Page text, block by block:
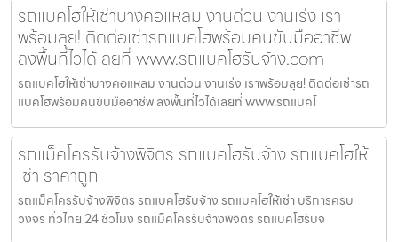
รถแบคโฮให้เช่าบางคอแหลม งานด่วน งานเร่ง เรา
พร้อมลุย! ติดต่อเช่ารถแบคโฮพร้อมคนขับมืออาชีพ
ลงพื้นที่ไวได้เลยที่ www.รถแบคโฮรับจ้าง.com
รถแบคโฮให้เช่าบางคอแหลม งานด่วน งานเร่ง เราพร้อมลุย! ติดต่อเช่ารถ
แบคโฮพร้อมคนขับมืออาชีพ ลงพื้นที่ไวได้เลยที่ www.รถแบคโ
รถแม็คโครรับจ้างพิจิตร รถแบคโฮรับจ้าง รถแบคโฮให้
เช่า ราคาถูก
รถแม็คโครรับจ้างพิจิตร รถแบคโฮรับจ้าง รถแบคโฮให้เช่า บริการครบ
วงจร ทั่วไทย 24 ชั่วโมง รถแม็คโครรับจ้างพิจิตร รถแบคโฮรับจ